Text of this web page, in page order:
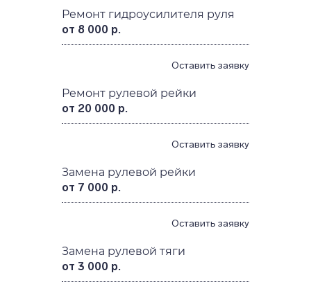
Ремонт гидроусилителя руля
от 8 000 р.
Оставить заявку
Ремонт рулевой рейки
от 20 000 р.
Оставить заявку
Замена рулевой рейки
от 7 000 р.
Оставить заявку
Замена рулевой тяги
от 3 000 р.